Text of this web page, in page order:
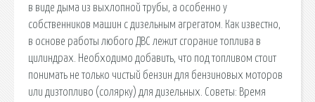
в виде дыма из выхлопной трубы, а особенно у
собственников машин с дизельным агрегатом. Как известно,
в основе работы любого ДВС лежит сгорание топлива в
цилиндрах. Необходимо добавить, что под топливом стоит
понимать не только чистый бензин для бензиновых моторов
или дизтопливо (солярку) для дизельных. Советы: Время